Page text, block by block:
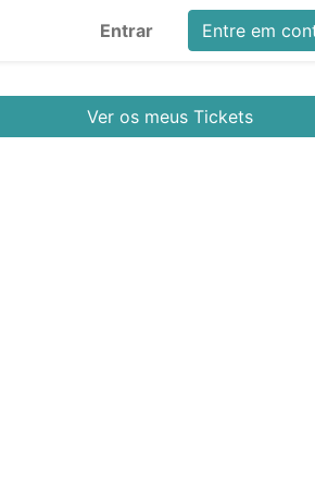
Entrar Entre em
Ver os meus Tickets